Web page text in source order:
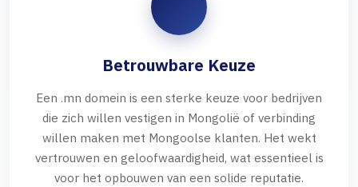
Betrouwbare Keuze
Een .mn domein is een sterke keuze voor bedrijven
die zich willen vestigen in Mongolië of verbinding
willen maken met Mongoolse klanten. Het wekt
vertrouwen en geloofwaardigheid, wat essentieel is
voor het opbouwen van een solide reputatie.